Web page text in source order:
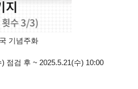
기념주화
) 점검 후 ~ 2025.5.21(수) 10:00